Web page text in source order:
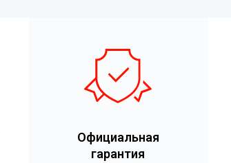
Официальная
гарантия